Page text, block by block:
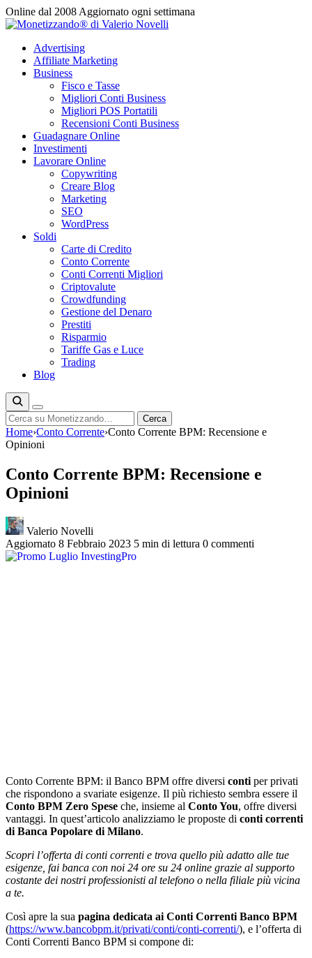
Vai
al
Online dal 2008 Aggiornato ogni settimana
Advertising
Affiliate Marketing
Business
Fisco e Tasse
Migliori Conti Business
Migliori POS Portatili
Recensioni Conti Business
Guadagnare Online
Investimenti
Lavorare Online
Copywriting
Creare Blog
Marketing
SEO
WordPress
Soldi
Carte di Credito
Conto Corrente
Conti Correnti Migliori
Criptovalute
Crowdfunding
Gestione del Denaro
Prestiti
Risparmio
Tariffe Gas e Luce
Trading
Blog
Cerca Cerca
Home›Conto Corrente›Conto Corrente BPM: Recensione e
Opinioni
Conto Corrente BPM: Recensione e
Opinioni
Valerio Novelli
Aggiornato 8 Febbraio 2023 5 min di lettura 0 commenti
Conto Corrente BPM: il Banco BPM offre diversi conti per privati
che rispondono a svariate esigenze. Il più richiesto sembra essere il
Conto BPM Zero Spese che, insieme al Conto You, offre diversi
vantaggi. In quest’articolo analizziamo le proposte di conti correnti
di Banca Popolare di Milano.
Scopri l’offerta di conti correnti e trova quello più adatto alle tue
esigenze, fai banca con noi 24 ore su 24 online grazie al supporto
costante dei nostri professionisti al telefono o nella filiale più vicina
a te.
Così apre la sua pagina dedicata ai Conti Correnti Banco BPM
(https://www.bancobpm.it/privati/conti/conti-correnti/), e l’offerta di
Conti Correnti Banco BPM si compone di: